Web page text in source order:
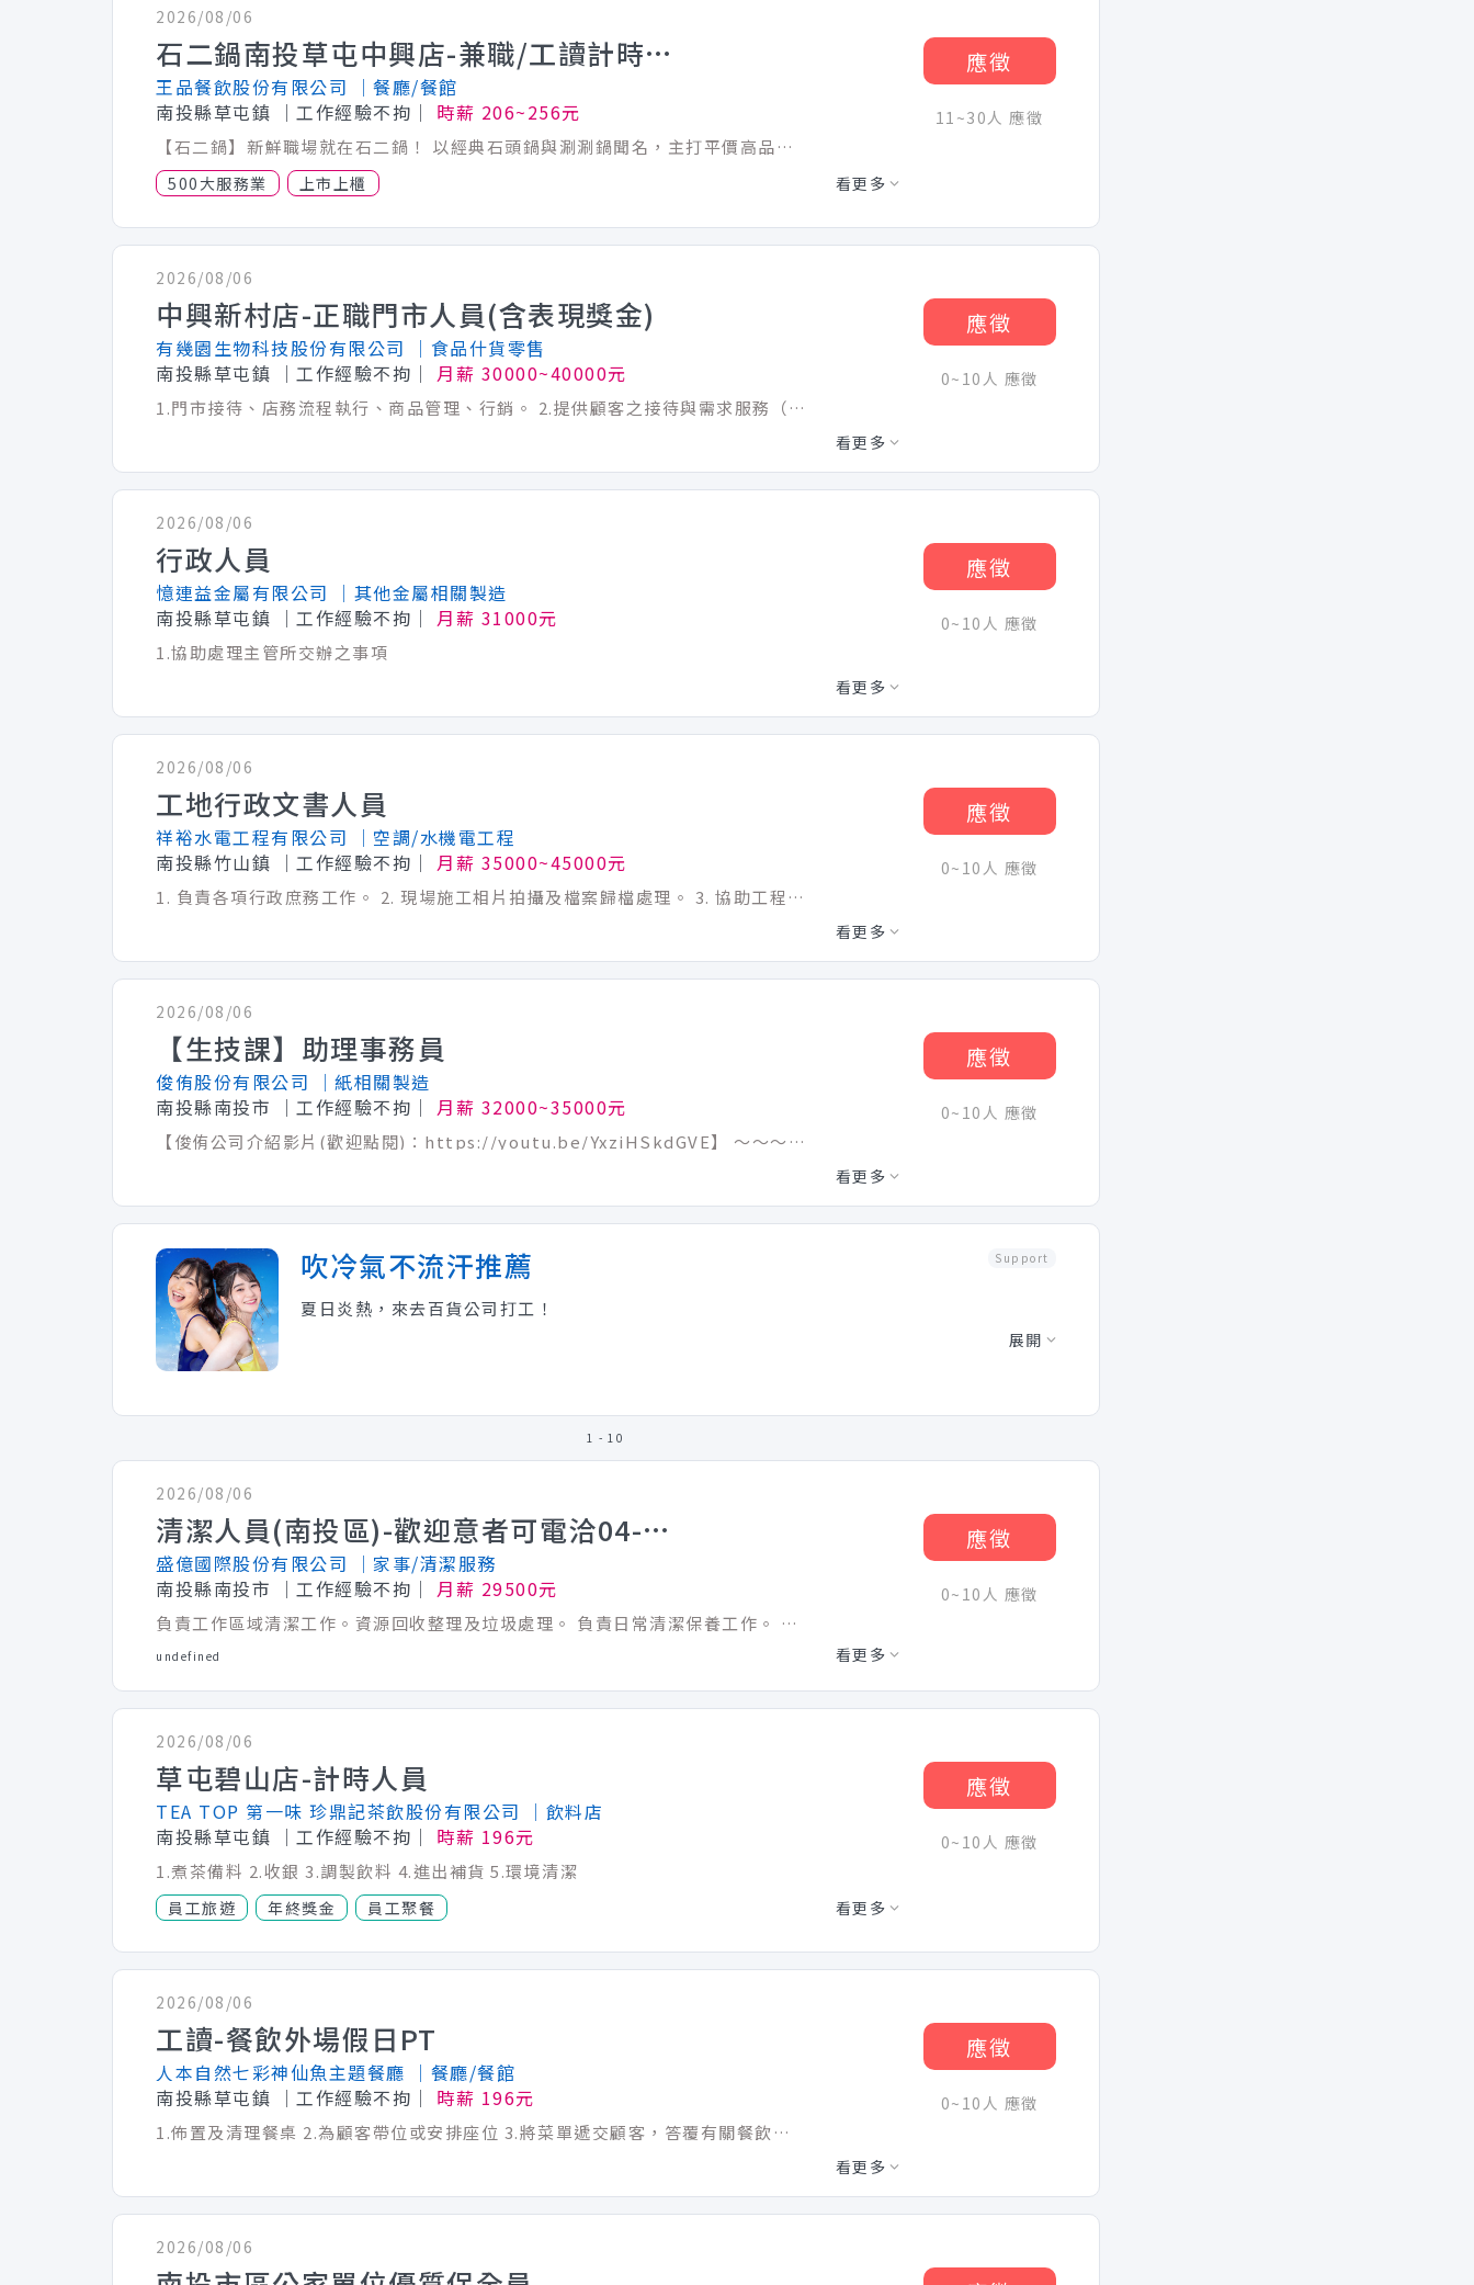
2026/08/06
石二鍋南投草屯中興店-兼職/工讀計時人員.
王品餐飲股份有限公司
│餐廳/餐館
南投縣草屯鎮
│工作經驗不拘│ 時薪 206~256元
【石二鍋】新鮮職場就在石二鍋！ 以經典石頭鍋與涮涮鍋聞名，主打平價高品質的餐飲體驗。加入我們，您將學習從新鮮食材處理到顧客服務的全方位技能，享有完善培訓，讓每一天都能有新鮮的成就感！ 【工作內容】兼職/工讀計時人員 備餐、送餐、撤餐與顧客互動等。 讓每位顧客都能感受到有溫度的用餐體驗及高品質的用餐享受 【工作時段】(依營運需求彈性排班,工作時間面試詳洽) ◎ 全日班 (09:30~01:00 每日排班六至八小時) ◎ 早班 (09:30~17:30 每日排班四至六小時) ◎ 晚班 (17:30~01:00 每日排班四至六小時) 【福利亮點】 1.入職即享有：集團用餐八折優惠 2.薪資最優勢：月績效獎金、年終獎金 3.同仁最滿意：國外旅遊、免費供餐、三節禮券 4.培訓最專業：系統化培訓課程、線上學習平台
500大服務業 上市上櫃 看更多
應徵
11~30人 應徵
2026/08/06
中興新村店-正職門市人員(含表現獎金)
有幾園生物科技股份有限公司
│食品什貨零售
南投縣草屯鎮
│工作經驗不拘│ 月薪 30000~40000元
1.門市接待、店務流程執行、商品管理、行銷。 2.提供顧客之接待與需求服務（如：電話諮詢客服、收銀）。
看更多
應徵
0~10人 應徵
2026/08/06
行政人員
憶連益金屬有限公司
│其他金屬相關製造
南投縣草屯鎮
│工作經驗不拘│ 月薪 31000元
1.協助處理主管所交辦之事項
看更多
應徵
0~10人 應徵
2026/08/06
工地行政文書人員
祥裕水電工程有限公司
│空調/水機電工程
南投縣竹山鎮
│工作經驗不拘│ 月薪 35000~45000元
1. 負責各項行政庶務工作。 2. 現場施工相片拍攝及檔案歸檔處理。 3. 協助工程計畫書、送審文件製作及檔案管理。 4. 協助核對整合標單與圖面。 5. 製作竣工報告文件，圖面管理。 6.公司交辦工作任務
看更多
應徵
0~10人 應徵
2026/08/06
【生技課】助理事務員
俊侑股份有限公司
│紙相關製造
南投縣南投市
│工作經驗不拘│ 月薪 32000~35000元
【俊侑公司介紹影片(歡迎點閱)：https://youtu.be/YxziHSkdGVE】 ～～～～～公司多處廠區持續不斷擴建當中～～～～～ 【職務內容】 1. 新增品號作業 2. 訂單覆核作業
看更多
應徵
0~10人 應徵
吹冷氣不流汗推薦
夏日炎熱，來去百貨公司打工！
展開
Support
1 - 10
2026/08/06
清潔人員(南投區)-歡迎意者可電洽04-22332553約訪面試時間，謝謝。
盛億國際股份有限公司
│家事/清潔服務
南投縣南投市
│工作經驗不拘│ 月薪 29500元
負責工作區域清潔工作。資源回收整理及垃圾處理。 負責日常清潔保養工作。 規劃清潔流程。 執行其它清潔相關交辦事項。
undefined 看更多
應徵
0~10人 應徵
2026/08/06
草屯碧山店-計時人員
TEA TOP 第一味 珍鼎記茶飲股份有限公司
│飲料店
南投縣草屯鎮
│工作經驗不拘│ 時薪 196元
1.煮茶備料 2.收銀 3.調製飲料 4.進出補貨 5.環境清潔
員工旅遊 年終獎金 員工聚餐 看更多
應徵
0~10人 應徵
2026/08/06
工讀-餐飲外場假日PT
人本自然七彩神仙魚主題餐廳
│餐廳/餐館
南投縣草屯鎮
│工作經驗不拘│ 時薪 196元
1.佈置及清理餐桌 2.為顧客帶位或安排座位 3.將菜單遞交顧客，答覆有關餐飲問題，必要時提供建議 4.上菜並提供有關用餐的服務 5.送單點單收銀 需可長期配合，不接受短期/暑期工讀
看更多
應徵
0~10人 應徵
2026/08/06